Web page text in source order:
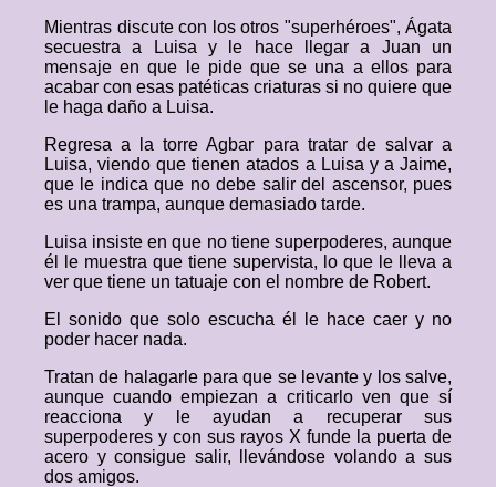
Mientras discute con los otros "superhéroes", Ágata
secuestra a Luisa y le hace llegar a Juan un
mensaje en que le pide que se una a ellos para
acabar con esas patéticas criaturas si no quiere que
le haga daño a Luisa.
Regresa a la torre Agbar para tratar de salvar a
Luisa, viendo que tienen atados a Luisa y a Jaime,
que le indica que no debe salir del ascensor, pues
es una trampa, aunque demasiado tarde.
Luisa insiste en que no tiene superpoderes, aunque
él le muestra que tiene supervista, lo que le lleva a
ver que tiene un tatuaje con el nombre de Robert.
El sonido que solo escucha él le hace caer y no
poder hacer nada.
Tratan de halagarle para que se levante y los salve,
aunque cuando empiezan a criticarlo ven que sí
reacciona y le ayudan a recuperar sus
superpoderes y con sus rayos X funde la puerta de
acero y consigue salir, llevándose volando a sus
dos amigos.